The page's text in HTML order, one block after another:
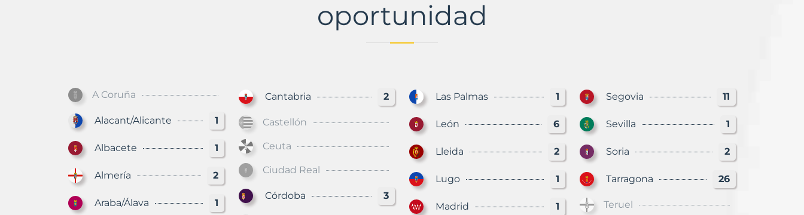
oportunidad
A Coruña
Alacant/Alicante 1
Albacete 1
Almería 2
Araba/Álava 1
Cantabria 2
Castellón
Ceuta
Ciudad Real
Córdoba 3
Las Palmas 1
León 6
Lleida 2
Lugo 1
Madrid 1
Segovia 11
Sevilla 1
Soria 2
Tarragona 26
Teruel